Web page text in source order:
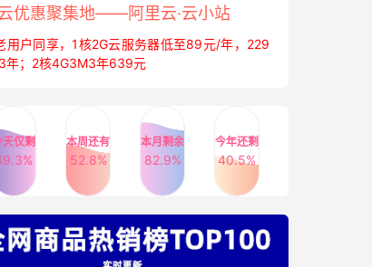
云优惠聚集地——阿里云·云小站
用户同享，1核2G云服务器低至89元/年，229
年；2核4G3M3年639元
天仅剩 本周还有
52.8%
本月剩余
82.9%
今年还剩
40.5%